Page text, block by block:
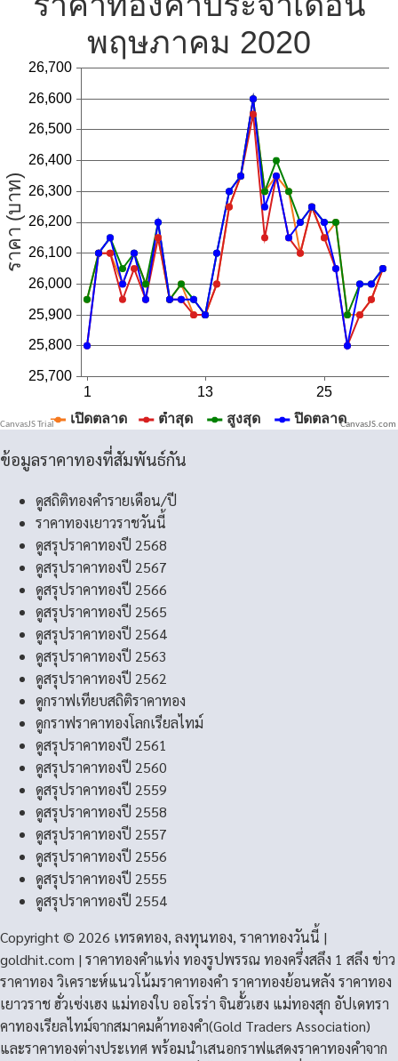
CanvasJS.com
ข้อมูลราคาทองที่สัมพันธ์กัน
ดูสถิติทองคำรายเดือน/ปี
ราคาทองเยาวราชวันนี้
ดูสรุปราคาทองปี 2568
ดูสรุปราคาทองปี 2567
ดูสรุปราคาทองปี 2566
ดูสรุปราคาทองปี 2565
ดูสรุปราคาทองปี 2564
ดูสรุปราคาทองปี 2563
ดูสรุปราคาทองปี 2562
ดูกราฟเทียบสถิติราคาทอง
ดูกราฟราคาทองโลกเรียลไทม์
ดูสรุปราคาทองปี 2561
ดูสรุปราคาทองปี 2560
ดูสรุปราคาทองปี 2559
ดูสรุปราคาทองปี 2558
ดูสรุปราคาทองปี 2557
ดูสรุปราคาทองปี 2556
ดูสรุปราคาทองปี 2555
ดูสรุปราคาทองปี 2554
Copyright © 2026 เทรดทอง, ลงทุนทอง, ราคาทองวันนี้ |
goldhit.com | ราคาทองคําแท่ง ทองรูปพรรณ ทองครึ่งสลึง 1 สลึง ข่าว
ราคาทอง วิเคราะห์แนวโน้มราคาทองคํา ราคาทองย้อนหลัง ราคาทอง
เยาวราช ฮั่วเซ่งเฮง แม่ทองใบ ออโรร่า จินฮั้วเฮง แม่ทองสุก อัปเดทรา
คาทองเรียลไทม์จากสมาคมค้าทองคำ(Gold Traders Association)
และราคาทองต่างประเทศ พร้อมนำเสนอกราฟแสดงราคาทองคำจาก